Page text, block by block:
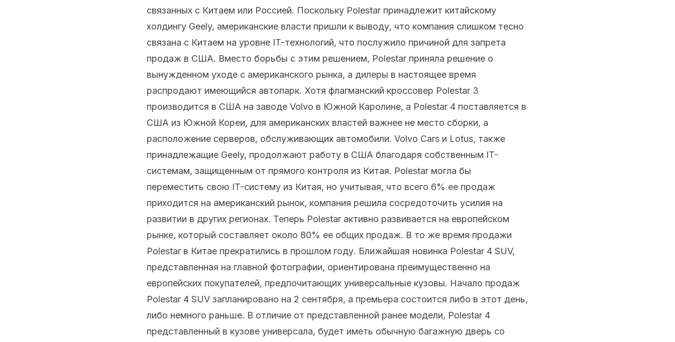
связанных с Китаем или Россией. Поскольку Polestar принадлежит китайскому
холдингу Geely, американские власти пришли к выводу, что компания слишком тесно
связана с Китаем на уровне IT-технологий, что послужило причиной для запрета
продаж в США. Вместо борьбы с этим решением, Polestar приняла решение о
вынужденном уходе с американского рынка, а дилеры в настоящее время
распродают имеющийся автопарк. Хотя флагманский кроссовер Polestar 3
производится в США на заводе Volvo в Южной Каролине, а Polestar 4 поставляется в
США из Южной Кореи, для американских властей важнее не место сборки, а
расположение серверов, обслуживающих автомобили. Volvo Cars и Lotus, также
принадлежащие Geely, продолжают работу в США благодаря собственным IT-
системам, защищенным от прямого контроля из Китая. Polestar могла бы
переместить свою IT-систему из Китая, но учитывая, что всего 6% ее продаж
приходится на американский рынок, компания решила сосредоточить усилия на
развитии в других регионах. Теперь Polestar активно развивается на европейском
рынке, который составляет около 80% ее общих продаж. В то же время продажи
Polestar в Китае прекратились в прошлом году. Ближайшая новинка Polestar 4 SUV,
представленная на главной фотографии, ориентирована преимущественно на
европейских покупателей, предпочитающих универсальные кузовы. Начало продаж
Polestar 4 SUV запланировано на 2 сентября, а премьера состоится либо в этот день,
либо немного раньше. В отличие от представленной ранее модели, Polestar 4
представленный в кузове универсала, будет иметь обычную багажную дверь со